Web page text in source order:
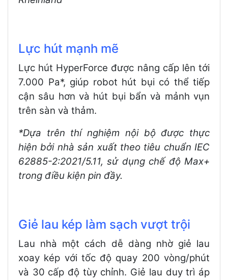
Lực hút mạnh mẽ
Lực hút HyperForce được nâng cấp lên tới
7.000 Pa*, giúp robot hút bụi có thể tiếp
cận sâu hơn và hút bụi bẩn và mảnh vụn
trên sàn và thảm.
*Dựa trên thí nghiệm nội bộ được thực
hiện bởi nhà sản xuất theo tiêu chuẩn IEC
62885-2:2021/5.11, sử dụng chế độ Max+
trong điều kiện pin đầy.
Giẻ lau kép làm sạch vượt trội
Lau nhà một cách dễ dàng nhờ giẻ lau
xoay kép với tốc độ quay 200 vòng/phút
và 30 cấp độ tùy chỉnh. Giẻ lau duy trì áp